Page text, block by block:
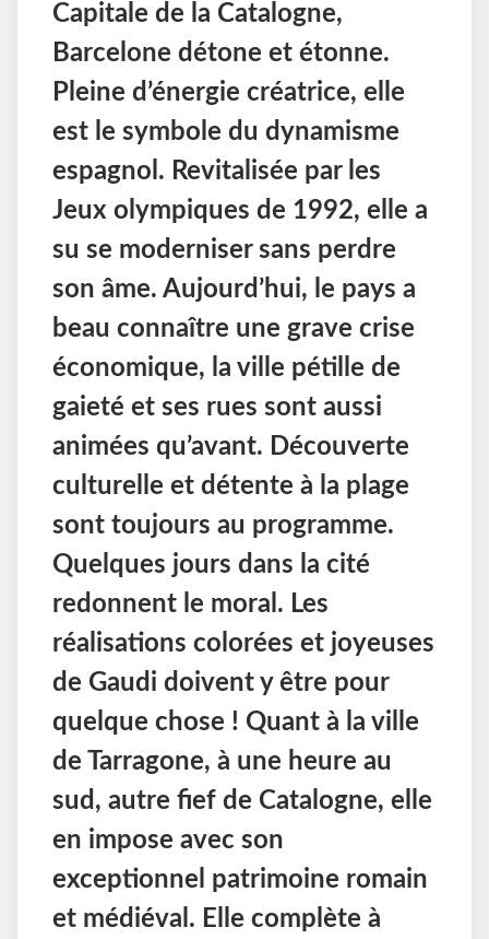
Capitale de la Catalogne,
Barcelone détone et étonne.
Pleine d’énergie créatrice, elle
est le symbole du dynamisme
espagnol. Revitalisée par les
Jeux olympiques de 1992, elle a
su se moderniser sans perdre
son âme. Aujourd’hui, le pays a
beau connaître une grave crise
économique, la ville pétille de
gaieté et ses rues sont aussi
animées qu’avant. Découverte
culturelle et détente à la plage
sont toujours au programme.
Quelques jours dans la cité
redonnent le moral. Les
réalisations colorées et joyeuses
de Gaudi doivent y être pour
quelque chose ! Quant à la ville
de Tarragone, à une heure au
sud, autre fief de Catalogne, elle
en impose avec son
exceptionnel patrimoine romain
et médiéval. Elle complète à